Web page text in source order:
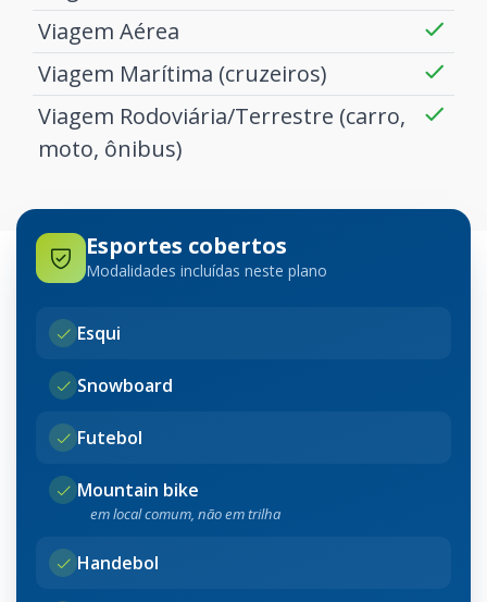
Viagem Aérea
Viagem Marítima (cruzeiros)
Viagem Rodoviária/Terrestre (carro,
moto, ônibus)
Esportes cobertos
Modalidades incluídas neste plano
Esqui
Snowboard
Futebol
Mountain bike
em local comum, não em trilha
Handebol